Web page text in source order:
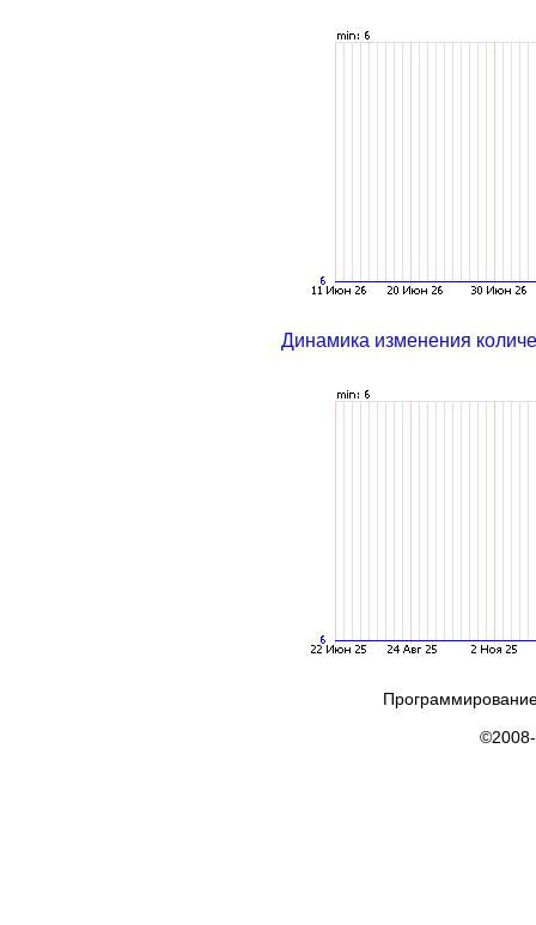
Динамика изменения